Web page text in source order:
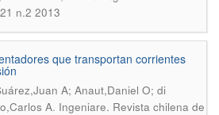
n.2 2013
que transportan corrientes
A; Anaut,Daniel O; di
A. Ingeniare. Revista chilena de